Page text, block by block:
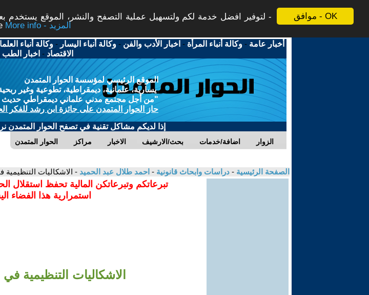
موافق - OK
لتوفير افضل خدمة لكم ولتسهيل عملية التصفح والنشر، الموقع يستخدم
More info - المزيد
أخبار عامة -وكالة أنباء المرأة - اخبار الأدب والفن -وكالة أنباء اليسار -وكالة أنباء
الاقتصاد - اخبار الطب
الموقع الرئيسي لمؤسسة الحوار المتمدن
يسارية، علمانية، ديمقراطية، تطوعية وغير
"من أجل مجتمع مدني علماني ديمقراطي حديث
حاز الحوار المتمدن على جائزة ابن رشد للفكر
إذا لديكم مشاكل تقنية في تصفح الحوار المتمدن
الحوار المتمدن مراكز الاخبار بحث/الارشيف اضافة/خدمات الزوار
الصفحة الرئيسية - دراسات وابحاث قانونية - احمد طلال عبد الحميد - الاشكاليات التنظيمية
تبرعاتكم وتبرعاتكن المالية تحفظ استقلال
استمرارية هذا الفضاء
الاشكاليات التنظيمية